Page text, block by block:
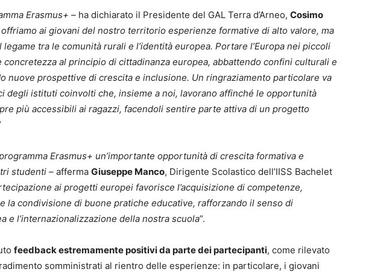
Erasmus+ – ha dichiarato il Presidente del GAL Terra d’Arneo, Cosimo
ai giovani del nostro territorio esperienze formative di alto valore, ma
tra le comunità rurali e l’identità europea. Portare l’Europa nei piccoli
al principio di cittadinanza europea, abbattendo confini culturali e
nuove prospettive di crescita e inclusione. Un ringraziamento particolare va
degli istituti coinvolti che, insieme a noi, lavorano affinché le opportunità
più accessibili ai ragazzi, facendoli sentire parte attiva di un progetto
Erasmus+ un’importante opportunità di crescita formativa e
studenti – afferma Giuseppe Manco, Dirigente Scolastico dell’IISS Bachelet
ai progetti europei favorisce l’acquisizione di competenze,
la condivisione di buone pratiche educative, rafforzando il senso di
e l’internazionalizzazione della nostra scuola”.
feedback estremamente positivi da parte dei partecipanti, come rilevato
somministrati al rientro delle esperienze: in particolare, i giovani